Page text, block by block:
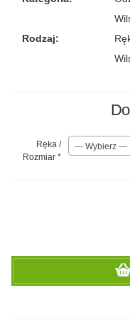
Rodzaj:
Ręka /
Rozmiar *
--- Wybierz ---